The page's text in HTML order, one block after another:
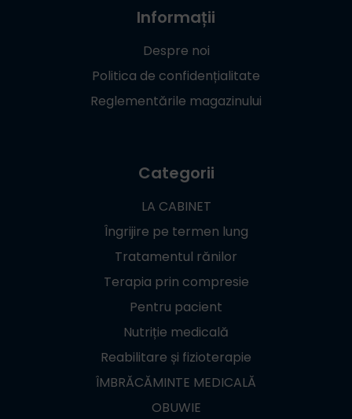
Informații
Despre noi
Politica de confidențialitate
Reglementările magazinului
Categorii
LA CABINET
Îngrijire pe termen lung
Tratamentul rănilor
Terapia prin compresie
Pentru pacient
Nutriție medicală
Reabilitare și fizioterapie
ÎMBRĂCĂMINTE MEDICALĂ
OBUWIE